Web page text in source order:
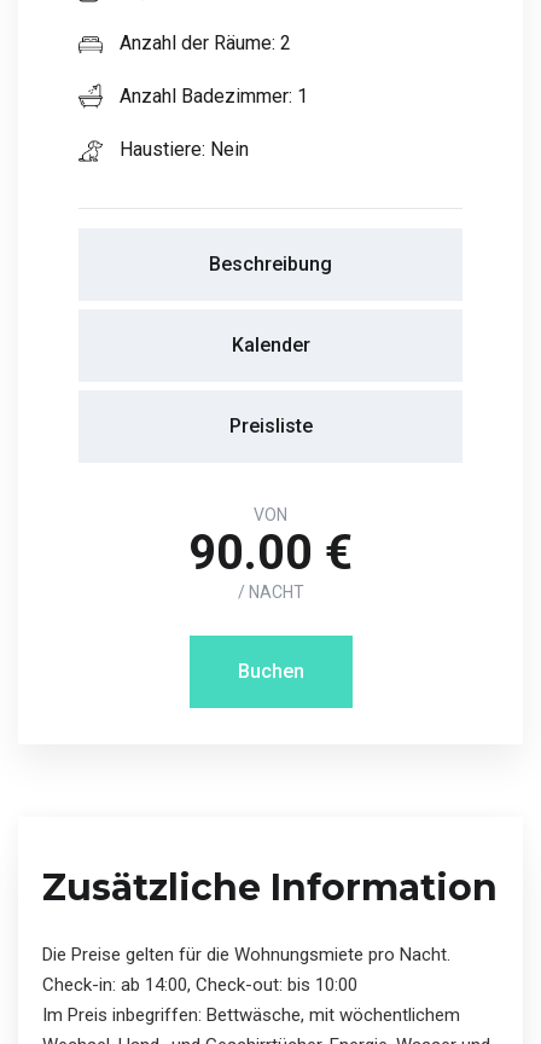
Anzahl der Räume: 2
Anzahl Badezimmer: 1
Haustiere: Nein
Beschreibung
Kalender
Preisliste
VON
90.00 €
/ NACHT
Buchen
Zusätzliche Information
Die Preise gelten für die Wohnungsmiete pro Nacht.
Check-in: ab 14:00, Check-out: bis 10:00
Im Preis inbegriffen: Bettwäsche, mit wöchentlichem